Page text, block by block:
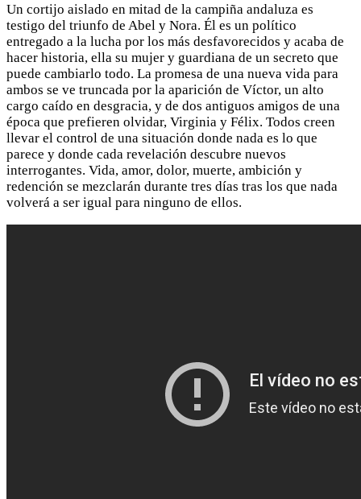
Un cortijo aislado en mitad de la campiña andaluza es
testigo del triunfo de Abel y Nora. Él es un político
entregado a la lucha por los más desfavorecidos y acaba de
hacer historia, ella su mujer y guardiana de un secreto que
puede cambiarlo todo. La promesa de una nueva vida para
ambos se ve truncada por la aparición de Víctor, un alto
cargo caído en desgracia, y de dos antiguos amigos de una
época que prefieren olvidar, Virginia y Félix. Todos creen
llevar el control de una situación donde nada es lo que
parece y donde cada revelación descubre nuevos
interrogantes. Vida, amor, dolor, muerte, ambición y
redención se mezclarán durante tres días tras los que nada
volverá a ser igual para ninguno de ellos.